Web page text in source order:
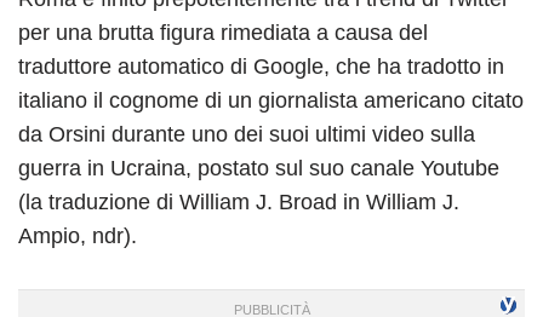
per una brutta figura rimediata a causa del
traduttore automatico di Google, che ha tradotto in
italiano il cognome di un giornalista americano citato
da Orsini durante uno dei suoi ultimi video sulla
guerra in Ucraina, postato sul suo canale Youtube
(la traduzione di William J. Broad in William J.
Ampio, ndr).